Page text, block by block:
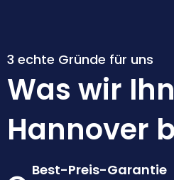
3 echte Gründe für uns
Was wir
Hannover
Best-Preis-Garantie